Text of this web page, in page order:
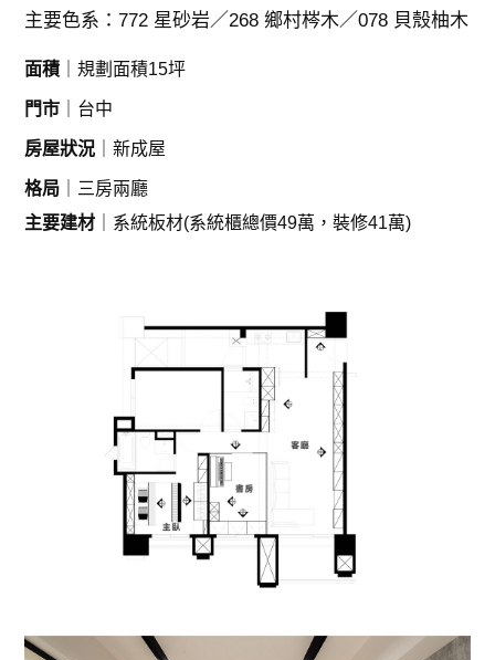
主要色系：772 星砂岩／268 鄉村梣木／078 貝殼柚木
面積 ｜規劃面積15坪
門市 ｜台中
房屋狀況 ｜新成屋
格局 ｜三房兩廳
主要建材 ｜系統板材(系統櫃總價49萬，裝修41萬)